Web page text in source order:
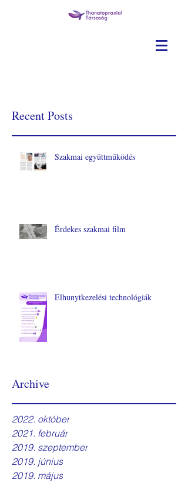
Recent Posts
Szakmai együttműködés
Érdekes szakmai film
Elhunytkezelési technológiák
Archive
2022. október
2021. február
2019. szeptember
2019. június
2019. május